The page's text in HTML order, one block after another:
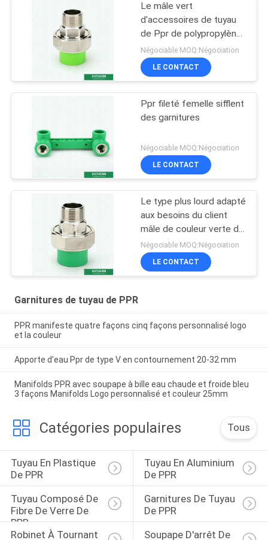
Le mâle vert
d'accessoires de tuyau
de Ppr de polypropylène
a fileté la taille des
syndicats 20-110
millimètres
Négociable MOQ:Négociation
LE CONTACT
Ppr fileté femelle sifflent
des garnitures
Négociable MOQ:Négociation
LE CONTACT
Le type plus lourd adapté
aux besoins du client
mâle de couleur verte de
garnitures de tuyau de
Ppr a fileté l'union
Négociable MOQ:Négociation
LE CONTACT
Garnitures de tuyau de PPR
PPR manifeste quatre façons cinq façons personnalisé logo
et la couleur
Apporte d'eau Ppr de type V en contournement 20-32 mm
Manifolds PPR avec soupape à bille eau chaude et froide bleu
3 façons Manifolds Logo personnalisé et couleur 25mm
Catégories populaires Tous
Tuyau En Plastique
De PPR
Tuyau En Aluminium
De PPR
Tuyau Composé De
Fibre De Verre De
PPR
Garnitures De Tuyau
De PPR
Robinet À Tournant
Soupape D'arrêt De